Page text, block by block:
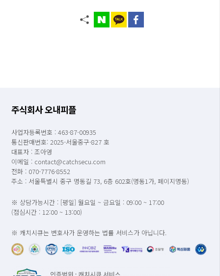
주식회사 오내피플
사업자등록번호 : 463-87-00935
통신판매번호: 2025-서울중구-827 호
대표자 : 조아영
이메일 : contact@catchsecu.com
전화 : 070-7776-8552
주소 : 서울특별시 중구 명동길 73, 6층 602호(명동1가, 페이지명동)
※ 상담가능시간 : [평일] 월요일 ~ 금요일 : 09:00 ~ 17:00
(점심시간 : 12:00 ~ 13:00)
※ 캐치시큐는 변호사가 운영하는 법률 서비스가 아닙니다.